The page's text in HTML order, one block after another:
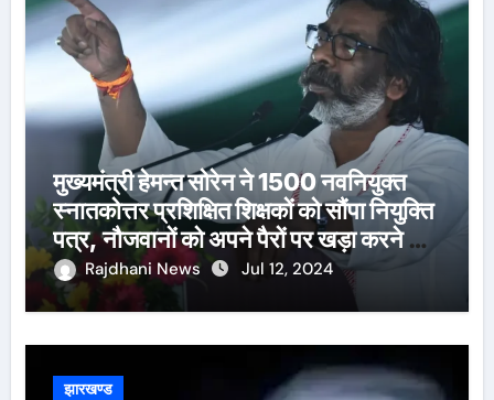
मुख्यमंत्री हेमन्त सोरेन ने 1500 नवनियुक्त
स्नातकोत्तर प्रशिक्षित शिक्षकों को सौंपा नियुक्ति
पत्र, नौजवानों को अपने पैरों पर खड़ा करने का
दोहराया संकल्प
Rajdhani News Jul 12, 2024
झारखण्ड